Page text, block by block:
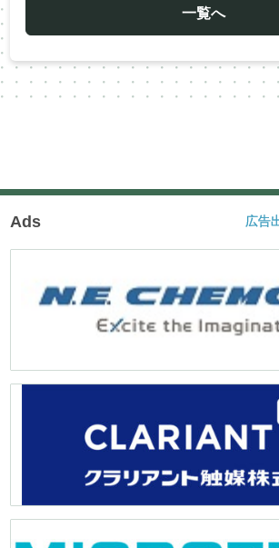
ー
シ
ョ
一覧へ
Ads 広告